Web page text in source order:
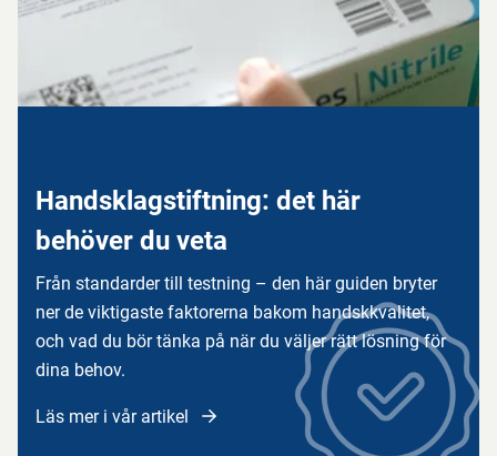
Handsklagstiftning: det här
behöver du veta
Från standarder till testning – den här guiden bryter
ner de viktigaste faktorerna bakom handskkvalitet,
och vad du bör tänka på när du väljer rätt lösning för
dina behov.
Läs mer i vår artikel